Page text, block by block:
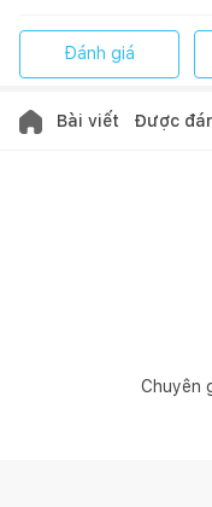
Đánh giá
Bài viết Được
Chuyên